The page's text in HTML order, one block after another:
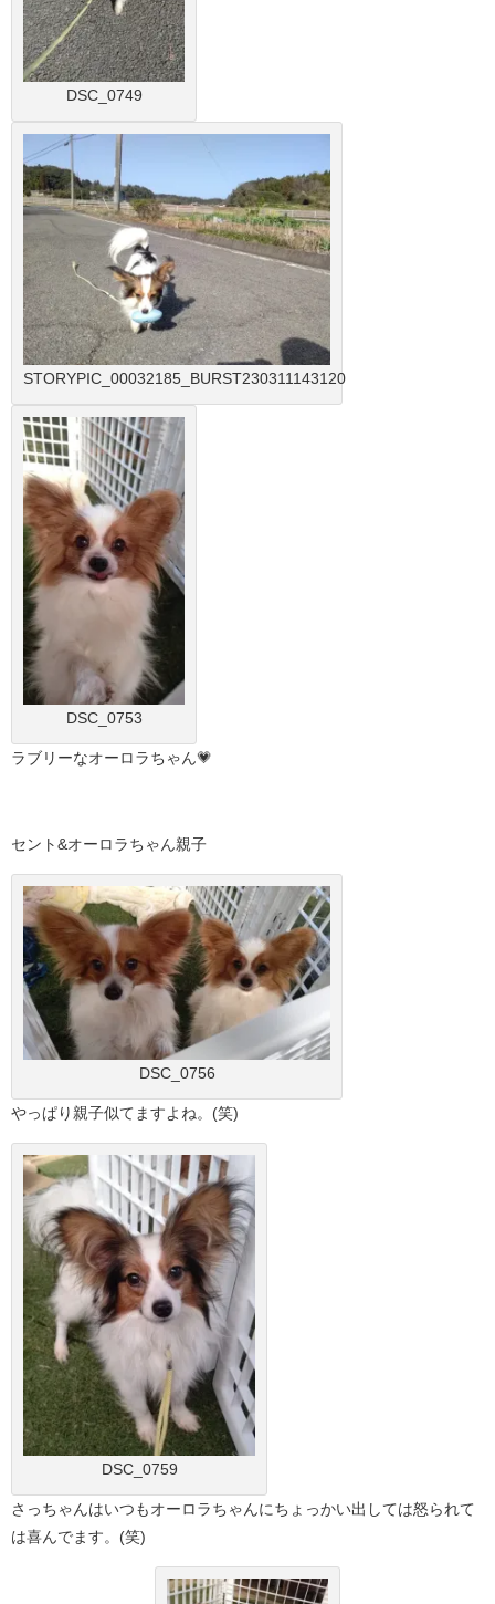
DSC_0749
STORYPIC_00032185_BURST230311143120
DSC_0753
ラブリーなオーロラちゃん💗
セント&オーロラちゃん親子
DSC_0756
やっぱり親子似てますよね。(笑)
DSC_0759
さっちゃんはいつもオーロラちゃんにちょっかい出しては怒られて
は喜んでます。(笑)